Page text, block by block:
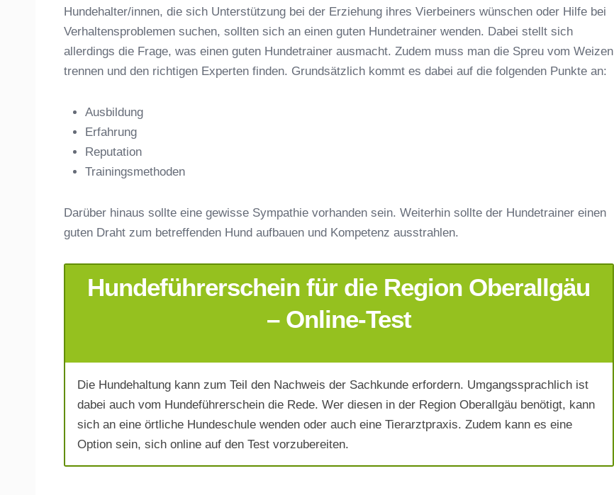
Name der Hundeschule*
Anschrift
E-Mail-Adresse *
Telefonnummer*
Hundehalter/innen, die sich Unterstützung bei der Erziehung ihres Vierbeiners wünschen oder Hilfe bei
Verhaltensproblemen suchen, sollten sich an einen guten Hundetrainer wenden. Dabei stellt sich
allerdings die Frage, was einen guten Hundetrainer ausmacht. Zudem muss man die Spreu vom Weizen
trennen und den richtigen Experten finden. Grundsätzlich kommt es dabei auf die folgenden Punkte an:
Ausbildung
Erfahrung
Reputation
Trainingsmethoden
Darüber hinaus sollte eine gewisse Sympathie vorhanden sein. Weiterhin sollte der Hundetrainer einen
guten Draht zum betreffenden Hund aufbauen und Kompetenz ausstrahlen.
Hundeführerschein für die Region Oberallgäu
– Online-Test
Die Hundehaltung kann zum Teil den Nachweis der Sachkunde erfordern. Umgangssprachlich ist
dabei auch vom Hundeführerschein die Rede. Wer diesen in der Region Oberallgäu benötigt, kann
sich an eine örtliche Hundeschule wenden oder auch eine Tierarztpraxis. Zudem kann es eine
Option sein, sich online auf den Test vorzubereiten.